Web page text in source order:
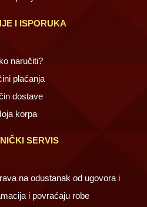
I ISPORUKA
naručiti?
plaćanja
dostave
korpa
SERVIS
na odustanak od ugovora i
i povraćaju robe